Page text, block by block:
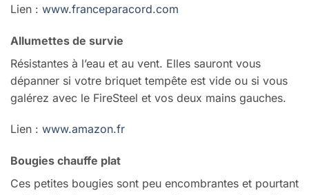
Lien : www.franceparacord.com
Allumettes de survie
Résistantes à l’eau et au vent. Elles sauront vous
dépanner si votre briquet tempête est vide ou si vous
galérez avec le FireSteel et vos deux mains gauches.
Lien : www.amazon.fr
Bougies chauffe plat
Ces petites bougies sont peu encombrantes et pourtant